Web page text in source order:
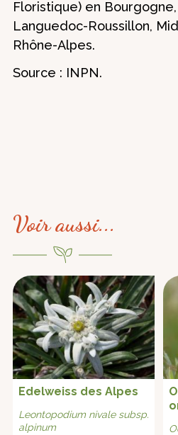
Floristique) en
Languedoc-Roussillon,
Rhône-Alpes.
Source : INPN.
Voir aussi...
Edelweiss des Alpes
Leontopodium nivale subsp.
alpinum